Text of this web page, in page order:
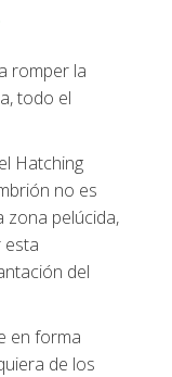
romper la
todo el
Hatching
no es
zona pelúcida,
esta
del
en forma
de los